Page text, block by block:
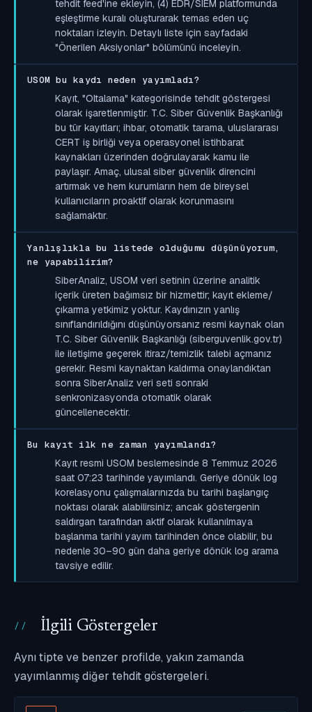
tehdit feed'ine ekleyin, (4) EDR/SIEM platformunda
eşleştirme kuralı oluşturarak temas eden uç
noktaları izleyin. Detaylı liste için sayfadaki
"Önerilen Aksiyonlar" bölümünü inceleyin.
USOM bu kaydı neden yayımladı?
Kayıt, "Oltalama" kategorisinde tehdit göstergesi
olarak işaretlenmiştir. T.C. Siber Güvenlik Başkanlığı
bu tür kayıtları; ihbar, otomatik tarama, uluslararası
CERT iş birliği veya operasyonel istihbarat
kaynakları üzerinden doğrulayarak kamu ile
paylaşır. Amaç, ulusal siber güvenlik direncini
artırmak ve hem kurumların hem de bireysel
kullanıcıların proaktif olarak korunmasını
sağlamaktır.
Yanlışlıkla bu listede olduğumu düşünüyorum,
ne yapabilirim?
SiberAnaliz, USOM veri setinin üzerine analitik
içerik üreten bağımsız bir hizmettir; kayıt ekleme/
çıkarma yetkimiz yoktur. Kaydınızın yanlış
sınıflandırıldığını düşünüyorsanız resmi kaynak olan
T.C. Siber Güvenlik Başkanlığı (siberguvenlik.gov.tr)
ile iletişime geçerek itiraz/temizlik talebi açmanız
gerekir. Resmi kaynaktan kaldırma onaylandıktan
sonra SiberAnaliz veri seti sonraki
senkronizasyonda otomatik olarak
güncellenecektir.
Bu kayıt ilk ne zaman yayımlandı?
Kayıt resmi USOM beslemesinde 8 Temmuz 2026
saat 07:23 tarihinde yayımlandı. Geriye dönük log
korelasyonu çalışmalarınızda bu tarihi başlangıç
noktası olarak alabilirsiniz; ancak göstergenin
saldırgan tarafından aktif olarak kullanılmaya
başlanma tarihi yayım tarihinden önce olabilir, bu
nedenle 30–90 gün daha geriye dönük log arama
tavsiye edilir.
İlgili Göstergeler
Aynı tipte ve benzer profilde, yakın zamanda
yayımlanmış diğer tehdit göstergeleri.